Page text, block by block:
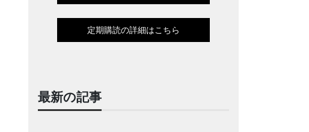
定期購読の詳細はこちら
最新の記事